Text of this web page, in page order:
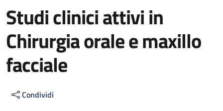
Studi clinici attivi in
Chirurgia orale e maxillo
facciale
Condividi